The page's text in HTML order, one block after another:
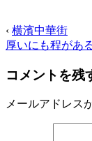
‹ 横濱中華街
厚いにも程があ
コメントを残
メールアドレス